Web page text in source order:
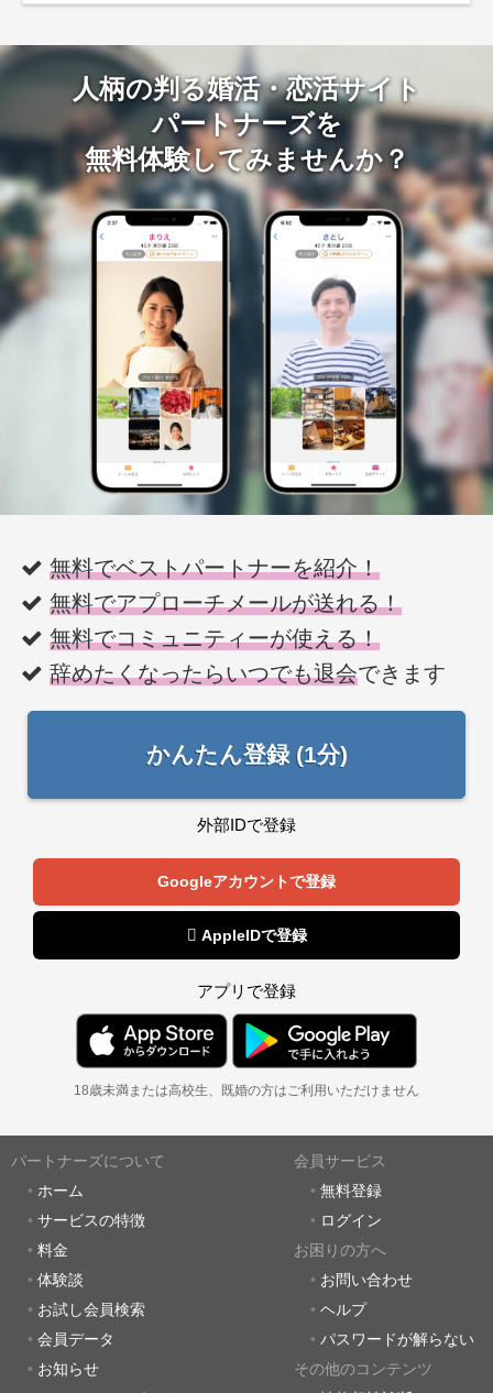
人柄の判る婚活・恋活サイト
パートナーズを
無料体験してみませんか？
無料でベストパートナーを紹介！
無料でアプローチメールが送れる！
無料でコミュニティーが使える！
辞めたくなったらいつでも退会できます
かんたん登録 (1分)
外部IDで登録
Googleアカウントで登録
 AppleIDで登録
アプリで登録
18歳未満または高校生、既婚の方はご利用いただけません
パートナーズについて
ホーム
サービスの特徴
料金
体験談
お試し会員検索
会員データ
お知らせ
会員サービス
無料登録
ログイン
お困りの方へ
お問い合わせ
ヘルプ
パスワードが解らない
その他のコンテンツ